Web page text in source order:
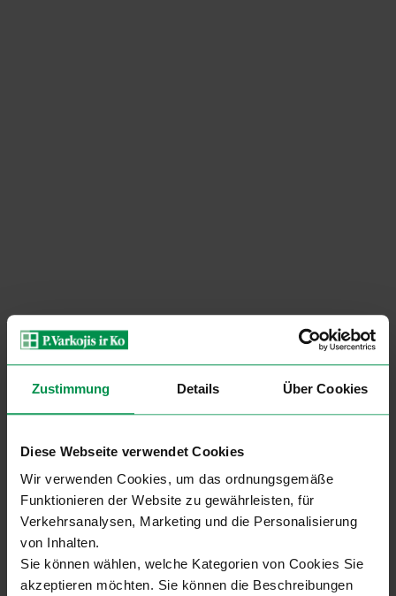
Zustimmung Details Über Cookies
Diese Webseite verwendet Cookies
Wir verwenden Cookies, um das ordnungsgemäße
Funktionieren der Website zu gewährleisten, für
Verkehrsanalysen, Marketing und die Personalisierung
von Inhalten.
Sie können wählen, welche Kategorien von Cookies Sie
akzeptieren möchten. Sie können die Beschreibungen